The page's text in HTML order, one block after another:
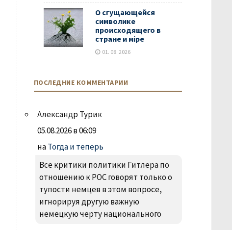
О сгущающейся
символике
происходящего в
стране и мiре
01. 08. 2026
ПОСЛЕДНИЕ КОММЕНТАРИИ
Александр Турик
05.08.2026 в 06:09
наТогда и теперь
Все критики политики Гитлера по
отношению к РОС говорят только о
тупости немцев в этом вопросе,
игнорируя другую важную
немецкую черту национального